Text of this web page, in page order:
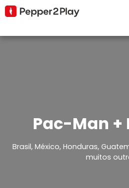
Pac-Man +
Brasil, México, Honduras,
muitos